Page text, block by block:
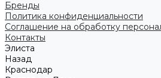
Бренды
Политика конфиденциальности
Соглашение на обработку
Контакты
Элиста
Назад
Краснодар